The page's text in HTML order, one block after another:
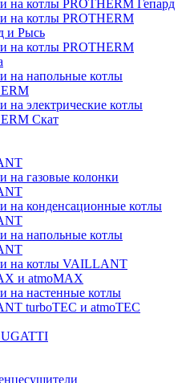
на котлы PROTHERM Гепард
на котлы PROTHERM
и Рысь
на котлы PROTHERM
на напольные котлы
на электрические котлы
Скат
на газовые колонки
на конденсационные котлы
на напольные котлы
на котлы VAILLANT
и atmoMAX
на настенные котлы
turboTEC и atmoTEC